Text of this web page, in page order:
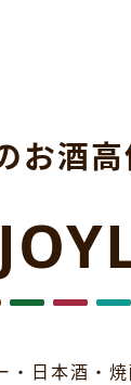
お酒高
日本酒・